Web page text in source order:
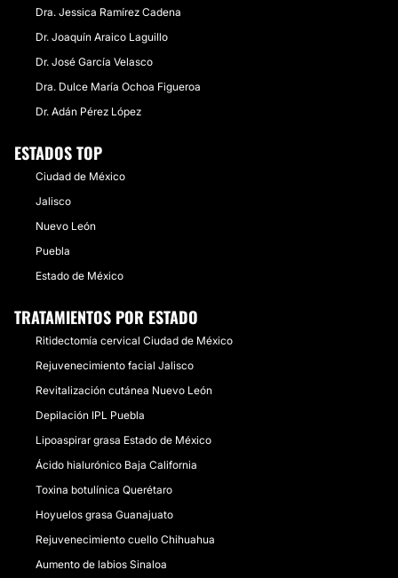
Dra. Jessica Ramírez Cadena
Dr. Joaquín Araico Laguillo
Dr. José García Velasco
Dra. Dulce María Ochoa Figueroa
Dr. Adán Pérez López
ESTADOS TOP
Ciudad de México
Jalisco
Nuevo León
Puebla
Estado de México
TRATAMIENTOS POR ESTADO
Ritidectomía cervical Ciudad de México
Rejuvenecimiento facial Jalisco
Revitalización cutánea Nuevo León
Depilación IPL Puebla
Lipoaspirar grasa Estado de México
Ácido hialurónico Baja California
Toxina botulínica Querétaro
Hoyuelos grasa Guanajuato
Rejuvenecimiento cuello Chihuahua
Aumento de labios Sinaloa